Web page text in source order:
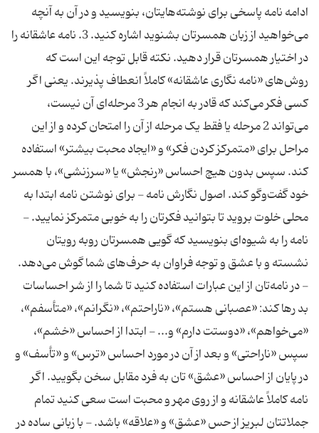
ادامه نامه پاسخی برای نوشته‌هایتان، بنویسید و در آن به آنچه
می‌خواهید از زبان همسرتان بشنوید اشاره کنید. 3. نامه عاشقانه را
در اختیار همسرتان قرار دهید. نکته قابل توجه این است که
روش‌های «نامه نگاری عاشقانه» کاملاً انعطاف پذیرند. یعنی اگر
کسی فکر می‌کند که قادر به انجام هر 3 مرحله‌ای آن نیست،
می‌تواند 2 مرحله یا فقط یک مرحله از آن را امتحان کرده و از این
مراحل برای «متمرکز کردن فکر» و «ایجاد محبت بیشتر» استفاده
کند. سپس بدون هیچ احساس «رنجش» یا «سرزنشی»، با همسر
خود گفت‌وگو کند. اصول نگارش نامه - برای نوشتن نامه ابتدا به
محلی خلوت بروید تا بتوانید فکرتان را به خوبی متمرکز نمایید. -
نامه را به شیوه‌ای بنویسید که گویی همسرتان روبه رویتان
نشسته و با عشق و توجه فراوان به حرف‌های شما گوش می‌دهد.
- در نامه‌تان از این عبارات استفاده کنید تا شما را از شر احساسات
بد رها کند: «عصبانی هستم»، «ناراحتم»، «نگرانم»، «متأسفم»،
«می‌خواهم»، «دوستت دارم» و... - ابتدا از احساس «خشم»،
سپس «ناراحتی» و بعد از آن در مورد احساس «ترس» و «تأسف» و
در پایان از احساس «عشق» تان به فرد مقابل سخن بگویید. اگر
نامه کاملاً عاشقانه و از روی مهر و محبت است سعی کنید تمام
جملاتتان لبریز از حس «عشق» و «علاقه» باشد. - با زبانی ساده در